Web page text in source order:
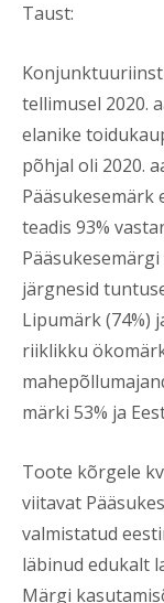
Taust:
tellimusel 2020.
elanike
põhjal oli 2020.
Pääsukesemärk
teadis 93%
järgnesid
Lipumärk (74%)
riiklikku
märki 53% ja
Toote kõrgele
viitavat
valmistatud
läbinud edukalt
Märgi